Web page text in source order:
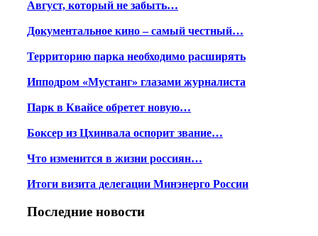
Август, который не забыть…
Документальное кино – самый честный…
Территорию парка необходимо расширять
Ипподром «Мустанг» глазами журналиста
Парк в Квайсе обретет новую…
Боксер из Цхинвала оспорит звание…
Что изменится в жизни россиян…
Итоги визита делегации Минэнерго России
Последние новости